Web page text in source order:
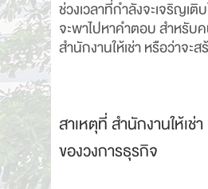
ช่วงเวลาที่กำลังจะเจริญเติ
จะพาไปหาคำตอบ สำหรับ
สำนักงานให้เช่า หรือว่าจะส
สาเหตุที่ สำนักงานให้เช่
ของวงการธุรกิจ